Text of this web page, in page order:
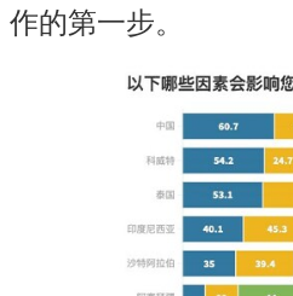
作的第一步。